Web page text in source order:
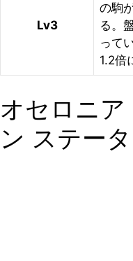
Lv3
の駒
る。
って
1.2倍
オセロニア
ン ステー